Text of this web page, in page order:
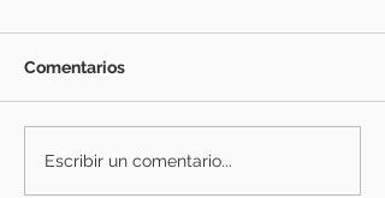
Comentarios
Escribir un comentario...